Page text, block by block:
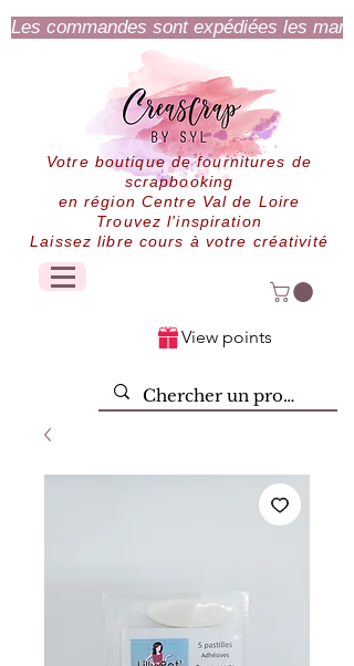
Les commandes sont expédiées les
Votre boutique de fournitures de
scrapbooking
en région Centre Val de Loire
Trouvez l'inspiration
Laissez libre cours à votre créativité
View points